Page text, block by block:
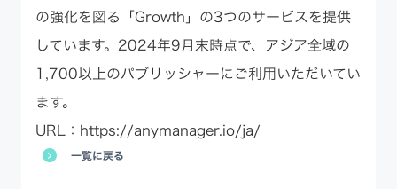
の強化を図る「Growth」の3つのサービスを提供
しています。2024年9月末時点で、アジア全域の
1,700以上のパブリッシャーにご利用いただいてい
ます。
URL： https://anymanager.io/ja/
一覧に戻る